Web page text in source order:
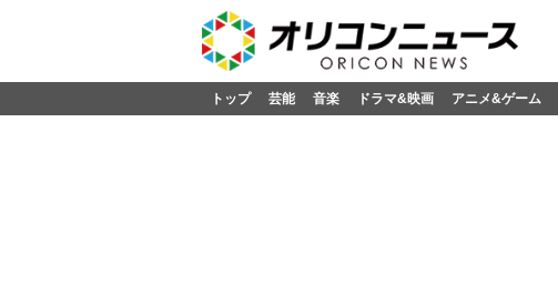
トップ 芸能 音楽 ドラマ&映画 アニメ&ゲーム